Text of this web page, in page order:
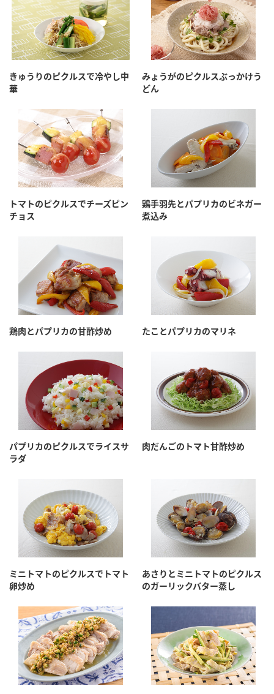
きゅうりのピクルスで冷やし中
華
みょうがのピクルスぶっかけう
どん
トマトのピクルスでチーズピン
チョス
鶏手羽先とパプリカのビネガー
煮込み
鶏肉とパプリカの甘酢炒め たことパプリカのマリネ
パプリカのピクルスでライスサ
ラダ
肉だんごのトマト甘酢炒め
ミニトマトのピクルスでトマト
卵炒め
あさりとミニトマトのピクルス
のガーリックバター蒸し